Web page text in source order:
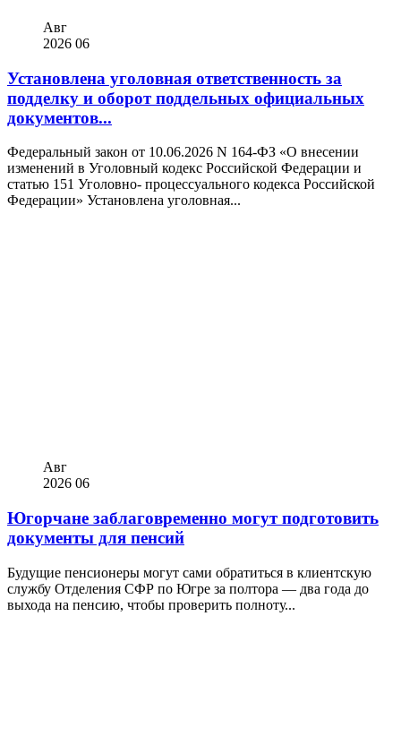
Авг
2026 06
Установлена уголовная ответственность за
подделку и оборот поддельных официальных
документов...
Федеральный закон от 10.06.2026 N 164-ФЗ «О внесении
изменений в Уголовный кодекс Российской Федерации и
статью 151 Уголовно- процессуального кодекса Российской
Федерации» Установлена уголовная...
Авг
2026 06
Югорчане заблаговременно могут подготовить
документы для пенсий
Будущие пенсионеры могут сами обратиться в клиентскую
службу Отделения СФР по Югре за полтора — два года до
выхода на пенсию, чтобы проверить полноту...